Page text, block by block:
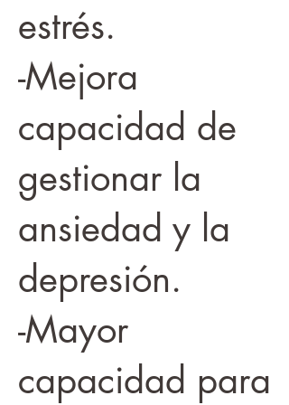
estrés.
-Mejora
capacidad de
gestionar la
ansiedad y la
depresión.
-Mayor
capacidad para